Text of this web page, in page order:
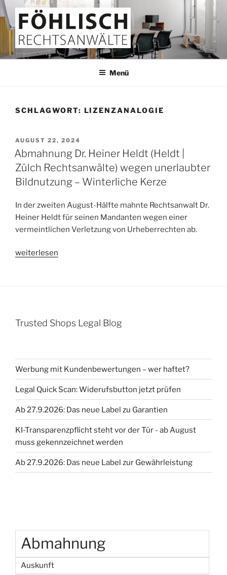
Zum
Inhalt
springen
FÖHLISCH
Rechtsanwälte
Menü
SCHLAGWORT: LIZENZANALOGIE
VERÖFFENTLICHT
AM
AUGUST 22, 2024
Abmahnung Dr. Heiner Heldt (Heldt |
Zülch Rechtsanwälte) wegen unerlaubter
Bildnutzung – Winterliche Kerze
In der zweiten August-Hälfte mahnte Rechtsanwalt Dr.
Heiner Heldt für seinen Mandanten wegen einer
vermeintlichen Verletzung von Urheberrechten ab.
„Abmahnung
Zülch
unerlaubter
Bildnutzung
–
Winterliche
Kerze“
weiterlesen
Trusted Shops Legal Blog
Werbung mit Kundenbewertungen – wer haftet?
Legal Quick Scan: Widerufsbutton jetzt prüfen
Ab 27.9.2026: Das neue Label zu Garantien
KI-Transparenzpflicht steht vor der Tür - ab August
muss gekennzeichnet werden
Ab 27.9.2026: Das neue Label zur Gewährleistung
Abmahnung
Auskunft